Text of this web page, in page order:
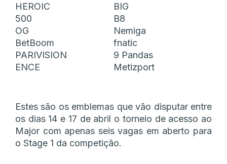
HEROIC
BIG
500
B8
OG
Nemiga
BetBoom
fnatic
PARIVISION
9 Pandas
ENCE
Metizport
Estes são os emblemas que vão disputar entre
os dias 14 e 17 de abril o torneio de acesso ao
Major com apenas seis vagas em aberto para
o Stage 1 da competição.